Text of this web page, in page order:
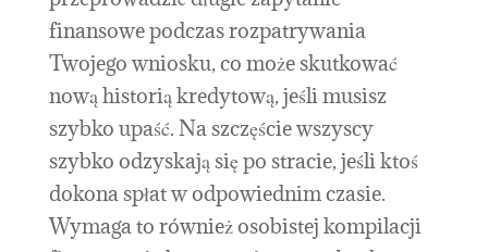
finansowe podczas rozpatrywania
Twojego wniosku, co może skutkować
nową historią kredytową, jeśli musisz
szybko upaść. Na szczęście wszyscy
szybko odzyskają się po stracie, jeśli ktoś
dokona spłat w odpowiednim czasie.
Wymaga to również osobistej kompilacji